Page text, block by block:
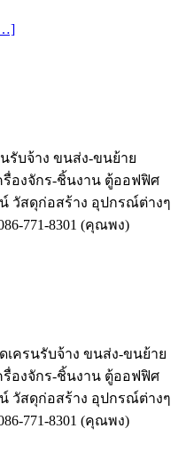
รับจ้าง ขนส่ง-ขนย้าย
รื่องจักร-ชิ้นงาน ตู้ออฟฟิศ
วัสดุก่อสร้าง อุปกรณ์ต่างๆ
771-8301 (คุณพง)
เครนรับจ้าง ขนส่ง-ขนย้าย
รื่องจักร-ชิ้นงาน ตู้ออฟฟิศ
วัสดุก่อสร้าง อุปกรณ์ต่างๆ
771-8301 (คุณพง)